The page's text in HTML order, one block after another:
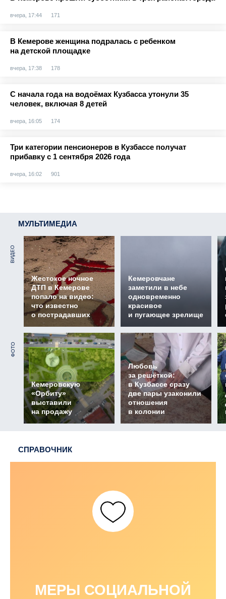
вчера, 17:44 171
В Кемерове женщина подралась с ребенком
на детской площадке
вчера, 17:38 178
С начала года на водоёмах Кузбасса утонули 35
человек, включая 8 детей
вчера, 16:05 174
Три категории пенсионеров в Кузбассе получат
прибавку с 1 сентября 2026 года
вчера, 16:02 901
МУЛЬТИМЕДИА
ВИДЕО
Жестокое ночное
ДТП в Кемерове
попало на видео:
что известно
о пострадавших
Кемеровчане
заметили в небе
одновременно
красивое
и пугающее зрелище
ФОТО
Кемеровскую
«Орбиту»
выставили
на продажу
Любовь
за решёткой:
в Кузбассе сразу
две пары узаконили
отношения
в колонии
СПРАВОЧНИК
МЕРЫ СОЦИАЛЬНОЙ